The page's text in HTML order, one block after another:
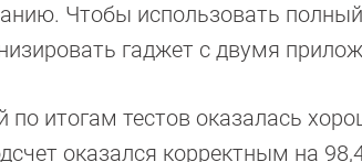
Чтобы использовать
гаджет с двумя
по итогам тестов оказалась
оказался корректным на